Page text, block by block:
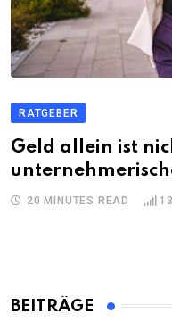
RATGEBER
Geld allein ist
20 MINUTES READ
BEITRÄGE